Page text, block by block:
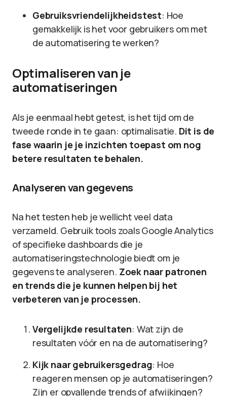
Gebruiksvriendelijkheidstest: Hoe
gemakkelijk is het voor gebruikers om met
de automatisering te werken?
Optimaliseren van je
automatiseringen
Als je eenmaal hebt getest, is het tijd om de
tweede ronde in te gaan: optimalisatie. Dit is de
fase waarin je je inzichten toepast om nog
betere resultaten te behalen.
Analyseren van gegevens
Na het testen heb je wellicht veel data
verzameld. Gebruik tools zoals Google Analytics
of specifieke dashboards die je
automatiseringstechnologie biedt om je
gegevens te analyseren. Zoek naar patronen
en trends die je kunnen helpen bij het
verbeteren van je processen.
Vergelijkde resultaten: Wat zijn de
resultaten vóór en na de automatisering?
Kijk naar gebruikersgedrag: Hoe
reageren mensen op je automatiseringen?
Zijn er opvallende trends of afwijkingen?